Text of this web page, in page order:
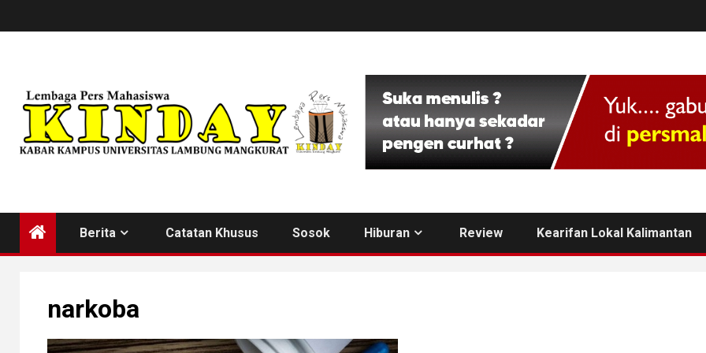
to
Berita Catatan Khusus Sosok Hiburan Review Kearifan Lokal Kalimantan
narkoba